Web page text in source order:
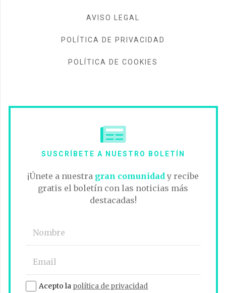
AVISO LEGAL
POLÍTICA DE PRIVACIDAD
POLÍTICA DE COOKIES
SUSCRÍBETE A NUESTRO BOLETÍN
¡Únete a nuestra gran comunidad y recibe
gratis el boletín con las noticias más
destacadas!
Acepto la política de privacidad